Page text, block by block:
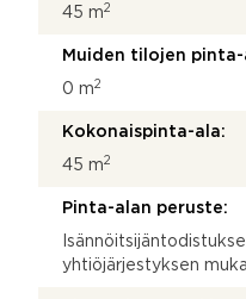
45 m2
Muiden tilojen pinta-
0 m2
Kokonaispinta-ala:
45 m2
Pinta-alan peruste:
yhtiöjärjestyksen